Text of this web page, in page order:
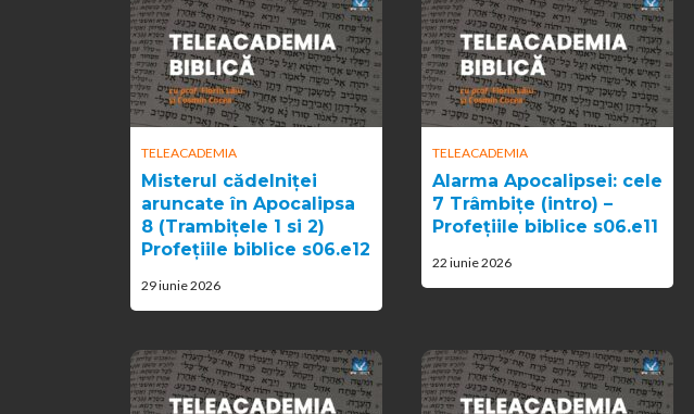
TELEACADEMIA
Misterul cădelniței
aruncate în Apocalipsa
8 (Trambițele 1 si 2)
Profețiile biblice s06.e12
29 iunie 2026
TELEACADEMIA
Alarma Apocalipsei: cele
7 Trâmbițe (intro) –
Profețiile biblice s06.e11
22 iunie 2026